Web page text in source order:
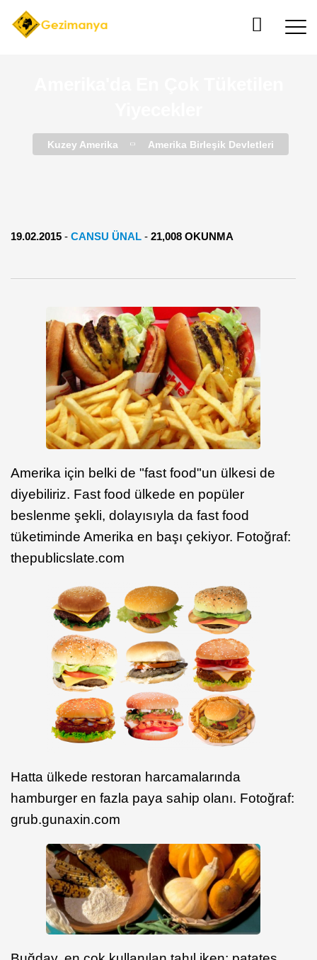
Kuzey Amerika Amerika Birleşik Devletleri
19.02.2015 - CANSU ÜNAL - 21,008 OKUNMA
Amerika için belki de "fast food"un ülkesi de
diyebiliriz. Fast food ülkede en popüler
beslenme şekli, dolayısıyla da fast food
tüketiminde Amerika en başı çekiyor. Fotoğraf:
thepublicslate.com
Hatta ülkede restoran harcamalarında
hamburger en fazla paya sahip olanı. Fotoğraf:
grub.gunaxin.com